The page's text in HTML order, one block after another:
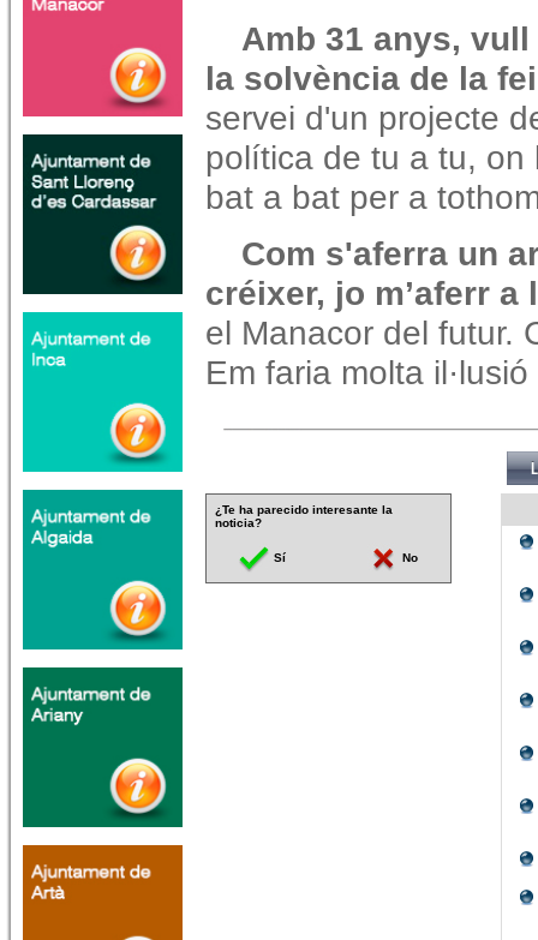
Amb 31 anys,
la solvència de la
servei d'un projecte
política de tu a tu, on
bat a bat per a
Com s'aferra un
créixer, jo m’aferr a
el Manacor del futur.
Em faria molta
¿Te ha parecido interesante la
noticia?
Sí No